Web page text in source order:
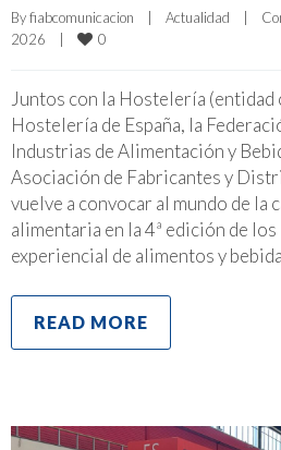
By fiabcomunicacion Actualidad
2026
0
Juntos con la Hostelería (entidad
Hostelería de España, la
Industrias de Alimentación y
Asociación de Fabricantes y
vuelve a convocar al mundo de la
alimentaria en la 4ª edición de
experiencial de alimentos y
READ MORE